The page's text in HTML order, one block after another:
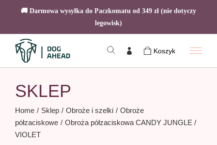
🚚 Darmowa wysyłka do Paczkomatu od 349 zł (nie dotyczy
legowisk)
content
Koszyk
SKLEP
Home Sklep Obroże i szelki
Obroże
półzaciskowe
Obroża półzaciskowa CANDY JUNGLE /
VIOLET